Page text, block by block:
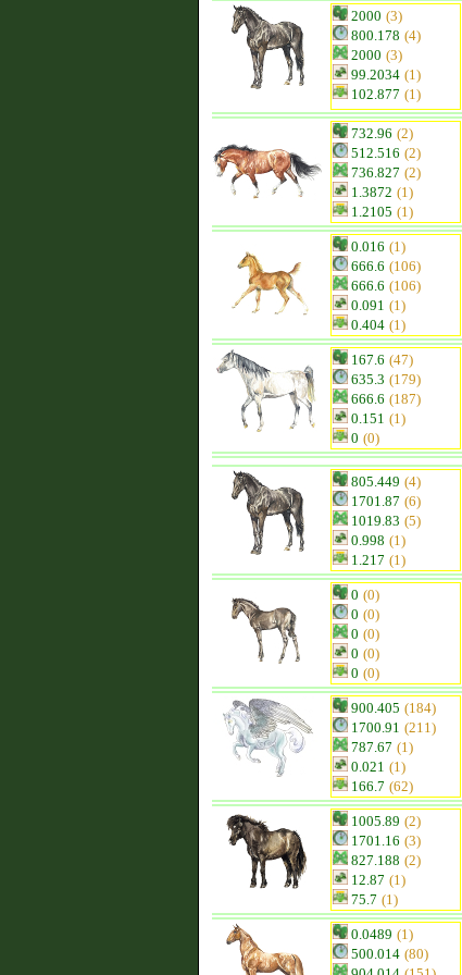
2000 (3)
800.178 (4)
2000 (3)
99.2034 (1)
102.877 (1)
732.96 (2)
512.516 (2)
736.827 (2)
1.3872 (1)
1.2105 (1)
0.016 (1)
666.6 (106)
666.6 (106)
0.091 (1)
0.404 (1)
167.6 (47)
635.3 (179)
666.6 (187)
0.151 (1)
0 (0)
805.449 (4)
1701.87 (6)
1019.83 (5)
0.998 (1)
1.217 (1)
0 (0)
0 (0)
0 (0)
0 (0)
0 (0)
900.405 (184)
1700.91 (211)
787.67 (1)
0.021 (1)
166.7 (62)
1005.89 (2)
1701.16 (3)
827.188 (2)
12.87 (1)
75.7 (1)
0.0489 (1)
500.014 (80)